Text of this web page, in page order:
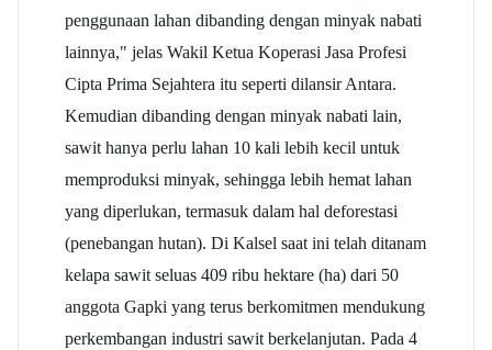
penggunaan lahan dibanding dengan minyak nabati
lainnya," jelas Wakil Ketua Koperasi Jasa Profesi
Cipta Prima Sejahtera itu seperti dilansir Antara.
Kemudian dibanding dengan minyak nabati lain,
sawit hanya perlu lahan 10 kali lebih kecil untuk
memproduksi minyak, sehingga lebih hemat lahan
yang diperlukan, termasuk dalam hal deforestasi
(penebangan hutan). Di Kalsel saat ini telah ditanam
kelapa sawit seluas 409 ribu hektare (ha) dari 50
anggota Gapki yang terus berkomitmen mendukung
perkembangan industri sawit berkelanjutan. Pada 4